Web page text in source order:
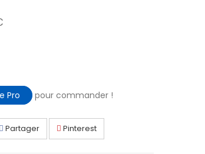
Pro pour commander !
Partager Pinterest